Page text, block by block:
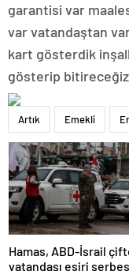
garantisi var
var vatandaştan
kart gösterdik
gösterip
Artık Emekli
Hamas, ABD-İsrail
vatandaşı esiri